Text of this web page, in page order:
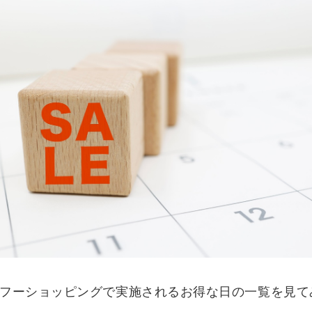
ーショッピングで実施されるお得な日の一覧を見